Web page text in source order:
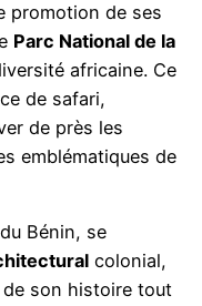
promotion de ses
Parc National de la
africaine. Ce
de safari,
de près les
emblématiques de
Bénin, se
colonial,
son histoire tout